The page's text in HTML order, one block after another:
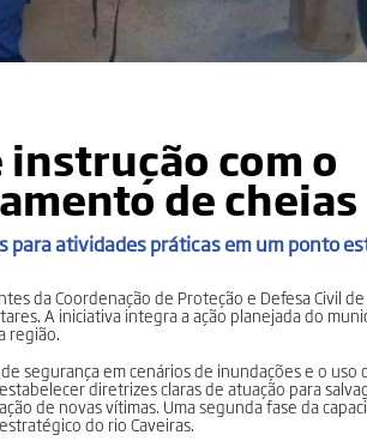
instrução com o
de cheias
para atividades práticas em um ponto
da Coordenação de Proteção e Defesa Civil
A iniciativa integra a ação planejada do
região.
segurança em cenários de inundações e o uso
diretrizes claras de atuação para
de novas vítimas. Uma segunda fase da
do rio Caveiras.